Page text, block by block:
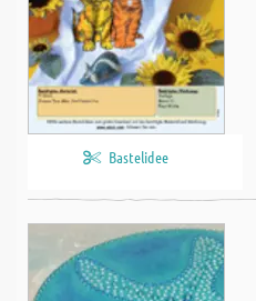
Bastelidee